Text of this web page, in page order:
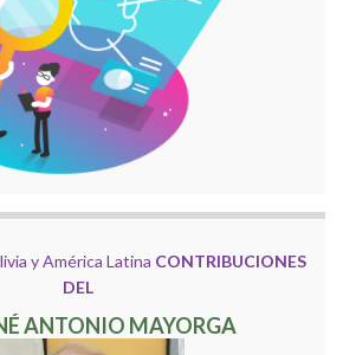
y América Latina CONTRIBUCIONES
DEL
ANTONIO MAYORGA